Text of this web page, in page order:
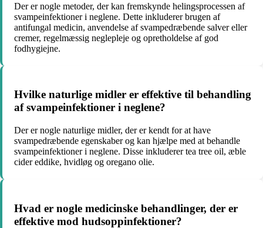
Der er nogle metoder, der kan fremskynde helingsprocessen af
svampeinfektioner i neglene. Dette inkluderer brugen af ​​
antifungal medicin, anvendelse af svampedræbende salver eller
cremer, regelmæssig neglepleje og opretholdelse af god
fodhygiejne.
Hvilke naturlige midler er effektive til behandling
af svampeinfektioner i neglene?
Der er nogle naturlige midler, der er kendt for at have
svampedræbende egenskaber og kan hjælpe med at behandle
svampeinfektioner i neglene. Disse inkluderer tea tree oil, æble
cider eddike, hvidløg og oregano olie.
Hvad er nogle medicinske behandlinger, der er
effektive mod hudsoppinfektioner?